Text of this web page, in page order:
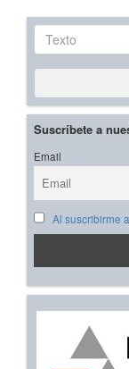
Texto
Suscríbete a
Email
Al suscribirme